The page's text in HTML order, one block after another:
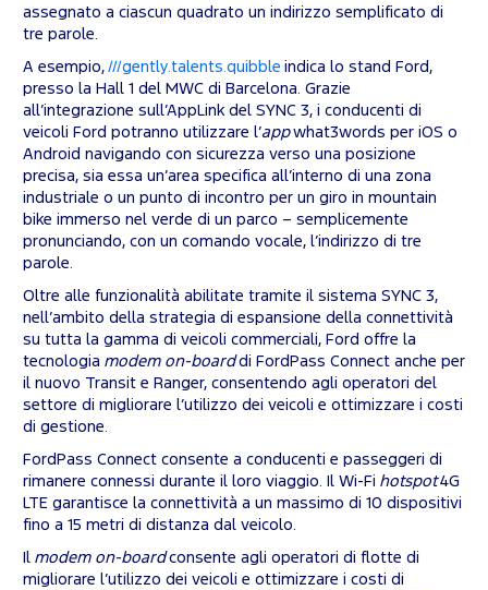
assegnato a ciascun quadrato un indirizzo semplificato di
tre parole.
A esempio, ///gently.talents.quibble indica lo stand Ford,
presso la Hall 1 del MWC di Barcelona. Grazie
all’integrazione sull’AppLink del SYNC 3, i conducenti di
veicoli Ford potranno utilizzare l’app what3words per iOS o
Android navigando con sicurezza verso una posizione
precisa, sia essa un’area specifica all’interno di una zona
industriale o un punto di incontro per un giro in mountain
bike immerso nel verde di un parco – semplicemente
pronunciando, con un comando vocale, l’indirizzo di tre
parole.
Oltre alle funzionalità abilitate tramite il sistema SYNC 3,
nell’ambito della strategia di espansione della connettività
su tutta la gamma di veicoli commerciali, Ford offre la
tecnologia modem on-board di FordPass Connect anche per
il nuovo Transit e Ranger, consentendo agli operatori del
settore di migliorare l’utilizzo dei veicoli e ottimizzare i costi
di gestione.
FordPass Connect consente a conducenti e passeggeri di
rimanere connessi durante il loro viaggio. Il Wi-Fi hotspot 4G
LTE garantisce la connettività a un massimo di 10 dispositivi
fino a 15 metri di distanza dal veicolo.
Il modem on-board consente agli operatori di flotte di
migliorare l’utilizzo dei veicoli e ottimizzare i costi di